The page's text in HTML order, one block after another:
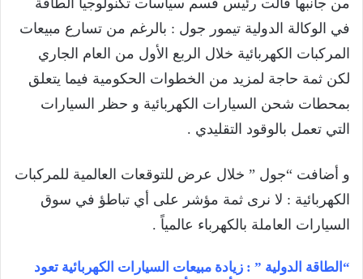
من جانبها قالت رئيس قسم سياسات تكنولوجيا الطاقة
في الوكالة الدولية تيمور جول : بالرغم من تسارع مبيعات
المركبات الكهربائية خلال الربع الأول من العام الجاري
لكن ثمة حاجة لمزيد من الخطوات الحكومية فيما يتعلق
بمحطات شحن السيارات الكهربائية و حظر السيارات
التي تعمل بالوقود التقليدي .
و أضافت “جول ” خلال عرض للتوقعات العالمية للمركبات
الكهربائية : لا نرى ثمة مؤشر على أي تباطؤ في سوق
السيارات العاملة بالكهرباء عالمياً .
“الطاقة الدولية ” : زيادة مبيعات السيارات الكهربائية تعود